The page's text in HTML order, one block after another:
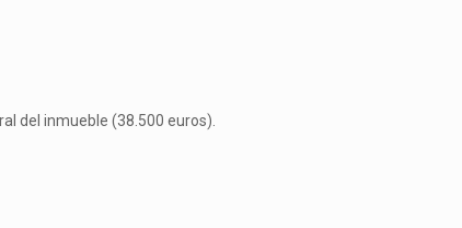
del inmueble (38.500 euros).